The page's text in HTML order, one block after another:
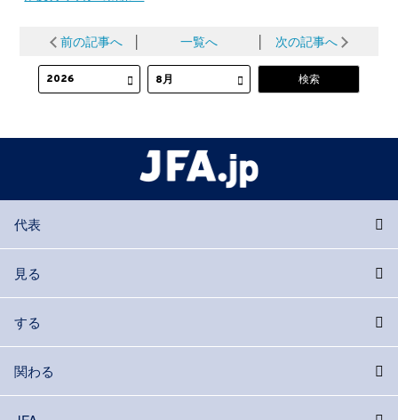
前の記事へ 一覧へ 次の記事へ
代表
見る
する
関わる